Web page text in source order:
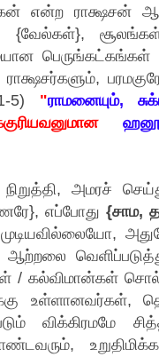
என்ற ராக்ஷசன்
{வேல்கள்},
பெருங்கட்கங்கள்
5) "ராமனையும்,
அமரச்
எப்போது{சாம,
/ கல்விமான்கள்
உள்ளானவர்கள்,
விக்கிரமமே